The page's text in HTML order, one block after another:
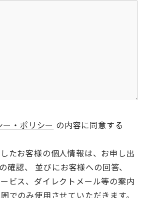
・ポリシー の内容に同意する
たお客様の個人情報は、お申し出
確認、 並びにお客様への回答、
ビス、ダイレクトメール等の案内
でのみ使用させていただきます。